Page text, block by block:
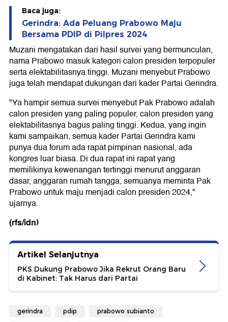
Baca juga:
Gerindra: Ada Peluang Prabowo Maju
Bersama PDIP di Pilpres 2024
Muzani mengatakan dari hasil survei yang bermunculan,
nama Prabowo masuk kategori calon presiden terpopuler
serta elektabilitasnya tinggi. Muzani menyebut Prabowo
juga telah mendapat dukungan dari kader Partai Gerindra.
"Ya hampir semua survei menyebut Pak Prabowo adalah
calon presiden yang paling populer, calon presiden yang
elektabilitasnya bagus paling tinggi. Kedua, yang ingin
kami sampaikan, semua kader Partai Gerindra kami
punya dua forum ada rapat pimpinan nasional, ada
kongres luar biasa. Di dua rapat ini rapat yang
memilikinya kewenangan tertinggi menurut anggaran
dasar, anggaran rumah tangga, semuanya meminta Pak
Prabowo untuk maju menjadi calon presiden 2024,"
ujarnya.
(rfs/idn)
Artikel Selanjutnya
PKS Dukung Prabowo Jika Rekrut Orang Baru
di Kabinet: Tak Harus dari Partai
gerindra pdip prabowo subianto